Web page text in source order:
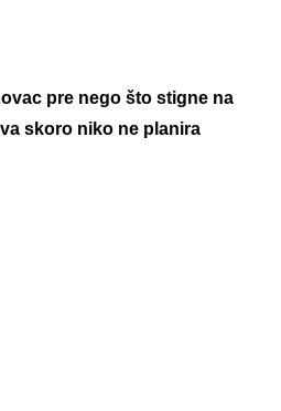
pre nego što stigne na
skoro niko ne planira